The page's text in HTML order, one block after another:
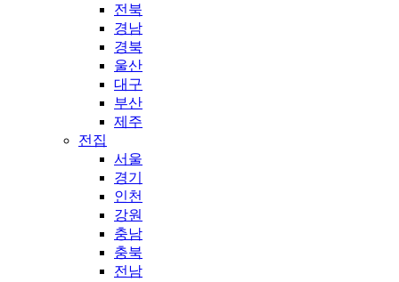
전북
경남
경북
울산
대구
부산
제주
전집
서울
경기
인천
강원
충남
충북
전남